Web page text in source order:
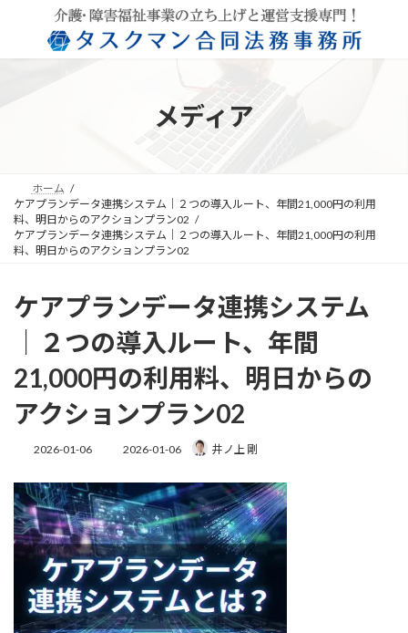
ン
ー
メディア
ホーム
ケアプランデータ連携システム｜２つの導入ルート、年間21,000円の利用
料、明日からのアクションプラン02
ケアプランデータ連携システム｜２つの導入ルート、年間21,000円の利用
料、明日からのアクションプラン02
ケアプランデータ連携システム
｜２つの導入ルート、年間
21,000円の利用料、明日からの
アクションプラン02
2026-01-06
最
新
日
時
:
2026-01-06 井ノ上 剛